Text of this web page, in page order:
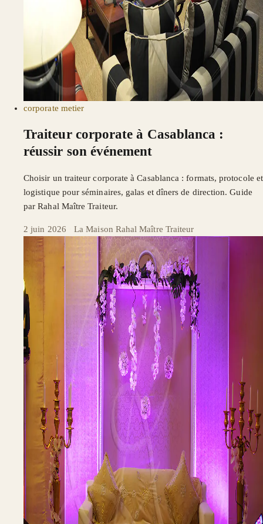
corporate metier
Traiteur corporate à Casablanca :
réussir son événement
Choisir un traiteur corporate à Casablanca : formats, protocole et
logistique pour séminaires, galas et dîners de direction. Guide
par Rahal Maître Traiteur.
2 juin 2026 La Maison Rahal Maître Traiteur